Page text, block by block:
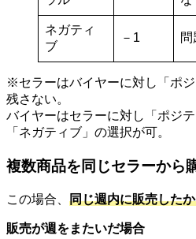
ネガティ
ブ
－1
※セラーはバイヤーに対し「ポ
残さない。
バイヤーはセラーに対し「ポジ
「ネガティブ」の選択が可。
複数商品を同じセラーから
この場合、 同じ週内に販売した
販売が週をまたいだ場合